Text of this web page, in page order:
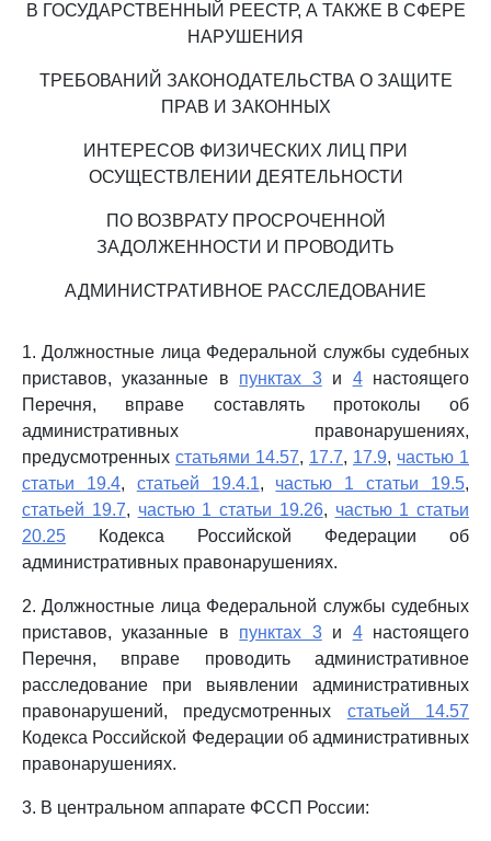
В ГОСУДАРСТВЕННЫЙ РЕЕСТР, А ТАКЖЕ В СФЕРЕ
НАРУШЕНИЯ
ТРЕБОВАНИЙ ЗАКОНОДАТЕЛЬСТВА О ЗАЩИТЕ
ПРАВ И ЗАКОННЫХ
ИНТЕРЕСОВ ФИЗИЧЕСКИХ ЛИЦ ПРИ
ОСУЩЕСТВЛЕНИИ ДЕЯТЕЛЬНОСТИ
ПО ВОЗВРАТУ ПРОСРОЧЕННОЙ
ЗАДОЛЖЕННОСТИ И ПРОВОДИТЬ
АДМИНИСТРАТИВНОЕ РАССЛЕДОВАНИЕ
1. Должностные лица Федеральной службы судебных
приставов, указанные в пунктах 3и 4настоящего
Перечня, вправе составлять протоколы об
административных правонарушениях,
предусмотренных статьями 14.57, 17.7, 17.9, частью 1
статьи 19.4, статьей 19.4.1, частью 1 статьи 19.5,
статьей 19.7, частью 1 статьи 19.26, частью 1 статьи
20.25 Кодекса Российской Федерации об
административных правонарушениях.
2. Должностные лица Федеральной службы судебных
приставов, указанные в пунктах 3и 4настоящего
Перечня, вправе проводить административное
расследование при выявлении административных
правонарушений, предусмотренных статьей 14.57
Кодекса Российской Федерации об административных
правонарушениях.
3. В центральном аппарате ФССП России: